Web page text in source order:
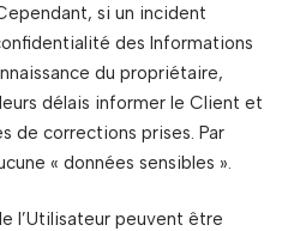
si un incident
des Informations
du propriétaire,
délais informer le Client et
de corrections prises. Par
« données sensibles ».
l’Utilisateur peuvent être